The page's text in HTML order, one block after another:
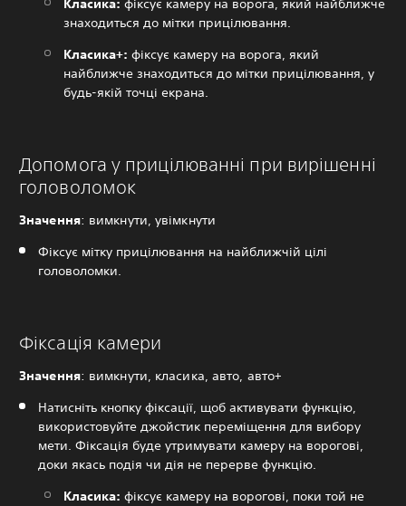
Класика: фіксує камеру на ворога, який найближче
знаходиться до мітки прицілювання.
Класика+: фіксує камеру на ворога, який
найближче знаходиться до мітки прицілювання, у
будь-якій точці екрана.
Допомога у прицілюванні при вирішенні
головоломок
Значення: вимкнути, увімкнути
Фіксує мітку прицілювання на найближчій цілі
головоломки.
Фіксація камери
Значення: вимкнути, класика, авто, авто+
Натисніть кнопку фіксації, щоб активувати функцію,
використовуйте джойстик переміщення для вибору
мети. Фіксація буде утримувати камеру на ворогові,
доки якась подія чи дія не перерве функцію.
Класика: фіксує камеру на ворогові, поки той не